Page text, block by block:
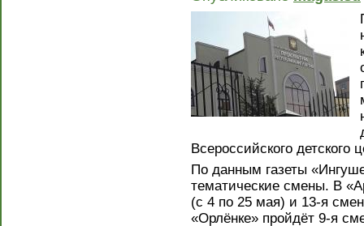
Всероссийского детского
По данным газеты
тематические смены. В
(с 4 по 25 мая) и 13-я
«Орлёнке» пройдёт 9-я